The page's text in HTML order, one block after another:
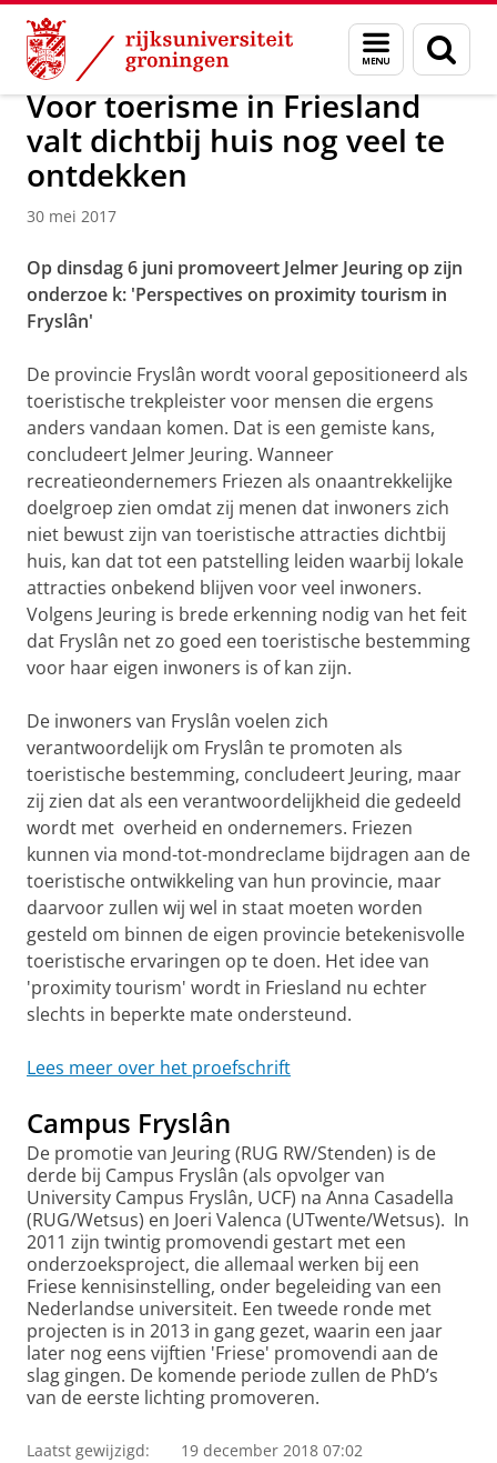
Skip
Content
Skip
Navigation
Menu
en
zoeken
Over ons Campus Fryslân
Voor toerisme in Friesland
valt dichtbij huis nog veel te
ontdekken
30 mei 2017
Op dinsdag 6 juni promoveert Jelmer Jeuring op zijn
onderzoe k: 'Perspectives on proximity tourism in
Fryslân'
De provincie Fryslân wordt vooral gepositioneerd als
toeristische trekpleister voor mensen die ergens
anders vandaan komen. Dat is een gemiste kans,
concludeert Jelmer Jeuring. Wanneer
recreatieondernemers Friezen als onaantrekkelijke
doelgroep zien omdat zij menen dat inwoners zich
niet bewust zijn van toeristische attracties dichtbij
huis, kan dat tot een patstelling leiden waarbij lokale
attracties onbekend blijven voor veel inwoners.
Volgens Jeuring is brede erkenning nodig van het feit
dat Fryslân net zo goed een toeristische bestemming
voor haar eigen inwoners is of kan zijn.
De inwoners van Fryslân voelen zich
verantwoordelijk om Fryslân te promoten als
toeristische bestemming, concludeert Jeuring, maar
zij zien dat als een verantwoordelijkheid die gedeeld
wordt met overheid en ondernemers. Friezen
kunnen via mond-tot-mondreclame bijdragen aan de
toeristische ontwikkeling van hun provincie, maar
daarvoor zullen wij wel in staat moeten worden
gesteld om binnen de eigen provincie betekenisvolle
toeristische ervaringen op te doen. Het idee van
'proximity tourism' wordt in Friesland nu echter
slechts in beperkte mate ondersteund.
Lees meer over het proefschrift
Campus Fryslân
De promotie van Jeuring (RUG RW/Stenden) is de
derde bij Campus Fryslân (als opvolger van
University Campus Fryslân, UCF) na Anna Casadella
(RUG/Wetsus) en Joeri Valenca (UTwente/Wetsus). In
2011 zijn twintig promovendi gestart met een
onderzoeksproject, die allemaal werken bij een
Friese kennisinstelling, onder begeleiding van een
Nederlandse universiteit. Een tweede ronde met
projecten is in 2013 in gang gezet, waarin een jaar
later nog eens vijftien 'Friese' promovendi aan de
slag gingen. De komende periode zullen de PhD’s
van de eerste lichting promoveren.
Laatst gewijzigd: 19 december 2018 07:02